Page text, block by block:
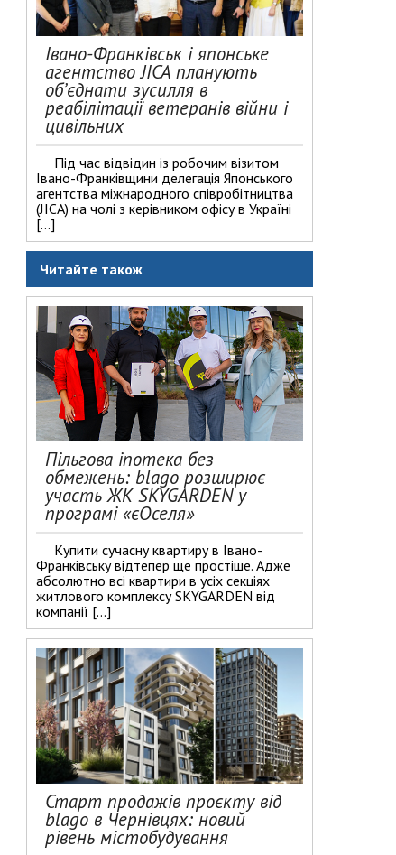
Івано-Франківськ і японське
агентство JICA планують
об’єднати зусилля в
реабілітації ветеранів війни і
цивільних
Під час відвідин із робочим візитом
Івано-Франківщини делегація Японського
агентства міжнародного співробітництва
(JICA) на чолі з керівником офісу в Україні
[…]
Читайте також
Пільгова іпотека без
обмежень: blago розширює
участь ЖК SKYGARDEN у
програмі «єОселя»
​Купити сучасну квартиру в Івано-
Франківську відтепер ще простіше. Адже
абсолютно всі квартири в усіх секціях
житлового комплексу SKYGARDEN від
компанії […]
Старт продажів проєкту від
blago в Чернівцях: новий
рівень містобудування